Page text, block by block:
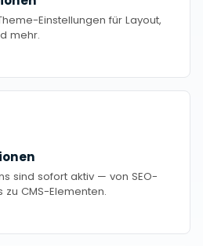
Einstellungen für Layout,
mehr.
sind sofort aktiv — von SEO-
CMS-Elementen.